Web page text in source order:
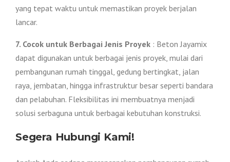
yang tepat waktu untuk memastikan proyek berjalan
lancar.
7. Cocok untuk Berbagai Jenis Proyek : Beton Jayamix
dapat digunakan untuk berbagai jenis proyek, mulai dari
pembangunan rumah tinggal, gedung bertingkat, jalan
raya, jembatan, hingga infrastruktur besar seperti bandara
dan pelabuhan. Fleksibilitas ini membuatnya menjadi
solusi serbaguna untuk berbagai kebutuhan konstruksi.
Segera Hubungi Kami!